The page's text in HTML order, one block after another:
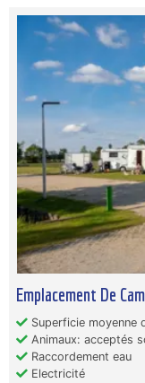
Emplacement De
Superficie moyenne
Animaux: acceptés
Raccordement eau
Electricité